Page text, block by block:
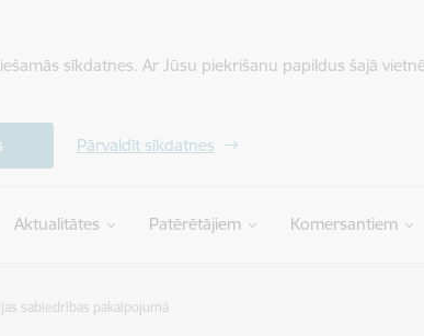
sīkdatnes. Ar Jūsu piekrišanu papildus šajā
Pārvaldīt sīkdatnes
Aktualitātes Patērētājiem Komersantiem
sabiedrības pakalpojumā